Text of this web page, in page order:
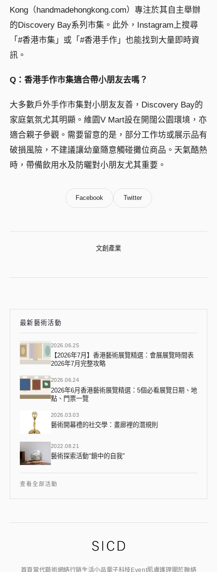
Kong（handmadehongkong.com）專注於其自主舉辦
的Discovery Bay系列市集。此外，Instagram上搜尋
「#香港市集」或「#香港手作」也能找到大量即時資
訊。
Q：香港手作市集適合帶小朋友去嗎？
大多數戶外手作市集對小朋友友善，Discovery Bay的
家庭氣氛尤其明顯。維園V Mart設在開闊公園環境，亦
適合親子參觀。需要留意的是，部分工作坊或展示品有
破損風險，不建議讓幼童隨意觸碰攤位商品。天氣酷熱
時，帶備飲用水及防曬對小朋友尤其重要。
Facebook Twitter
文創產業
最新藝術活動
2026.06.25
【2026年7月】香港藝術展覽精選：會展展覽時間表
2026年7月完整攻略
2026.06.24
2026年6月香港藝術展覽精選：5個必看展覽日期、地
點、門票一覽
2026.03.03
藝術開幕禮的社交學：畫廊裡的潛規則
2022.08.21
藝術探索活動"鏡中的自我"
查看全部活動
首頁 當代藝術網絡行銷生活小品電子科技 Event肌膚護理 關於聯絡